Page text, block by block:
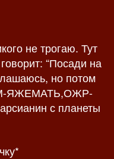
не трогаю. Тут
“Посади на
но потом
ЯЖЕМАТЬ,ОЖР-
с планеты